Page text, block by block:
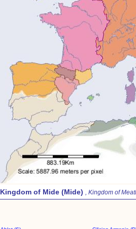
Kingdom of Mide (Mide) , Kingdom of